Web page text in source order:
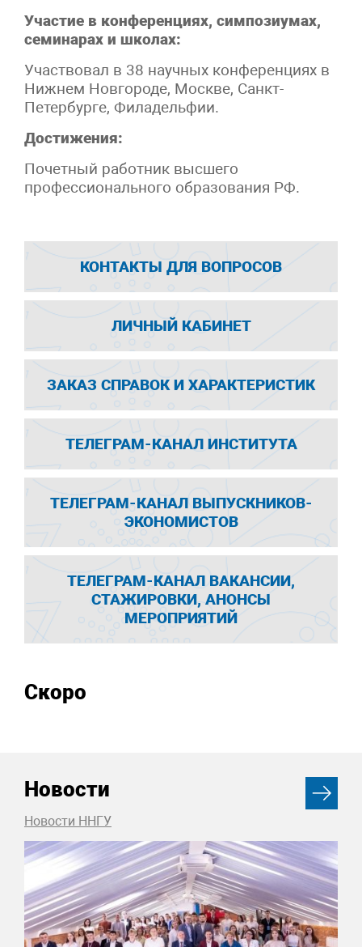
Участие в конференциях, симпозиумах,
семинарах и школах:
Участвовал в 38 научных конференциях в
Нижнем Новгороде, Москве, Санкт-
Петербурге, Филадельфии.
Достижения:
Почетный работник высшего
профессионального образования РФ.
КОНТАКТЫ ДЛЯ ВОПРОСОВ
ЛИЧНЫЙ КАБИНЕТ
ЗАКАЗ СПРАВОК И ХАРАКТЕРИСТИК
ТЕЛЕГРАМ-КАНАЛ ИНСТИТУТА
ТЕЛЕГРАМ-КАНАЛ ВЫПУСКНИКОВ-
ЭКОНОМИСТОВ
ТЕЛЕГРАМ-КАНАЛ ВАКАНСИИ,
СТАЖИРОВКИ, АНОНСЫ
МЕРОПРИЯТИЙ
Скоро
Новости
Новости ННГУ